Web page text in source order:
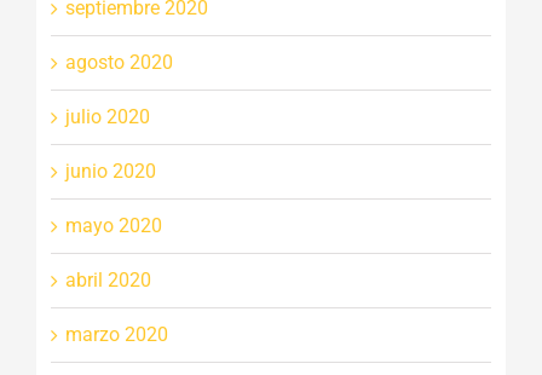
septiembre 2020
agosto 2020
julio 2020
junio 2020
mayo 2020
abril 2020
marzo 2020